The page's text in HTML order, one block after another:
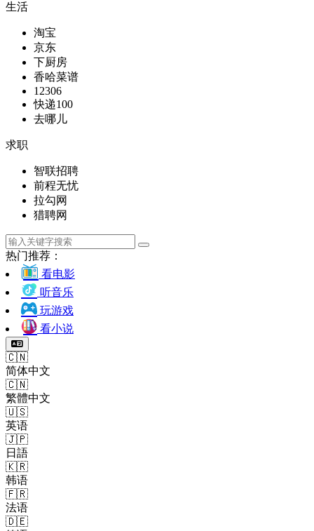
生活
淘宝
京东
下厨房
香哈菜谱
12306
快递100
去哪儿
求职
智联招聘
前程无忧
拉勾网
猎聘网
热门推荐：
看电影
听音乐
玩游戏
看小说
🇨🇳
简体中文
🇨🇳
繁體中文
🇺🇸
英语
🇯🇵
日語
🇰🇷
韩语
🇫🇷
法语
🇩🇪